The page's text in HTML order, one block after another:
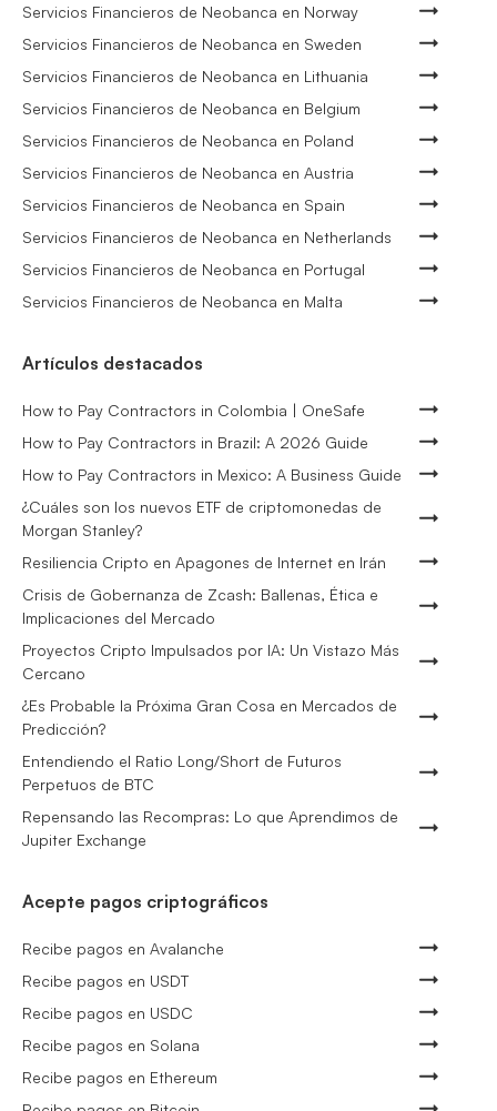
Servicios Financieros de Neobanca en Norway
Servicios Financieros de Neobanca en Sweden
Servicios Financieros de Neobanca en Lithuania
Servicios Financieros de Neobanca en Belgium
Servicios Financieros de Neobanca en Poland
Servicios Financieros de Neobanca en Austria
Servicios Financieros de Neobanca en Spain
Servicios Financieros de Neobanca en Netherlands
Servicios Financieros de Neobanca en Portugal
Servicios Financieros de Neobanca en Malta
Artículos destacados
How to Pay Contractors in Colombia | OneSafe
How to Pay Contractors in Brazil: A 2026 Guide
How to Pay Contractors in Mexico: A Business Guide
¿Cuáles son los nuevos ETF de criptomonedas de
Morgan Stanley?
Resiliencia Cripto en Apagones de Internet en Irán
Crisis de Gobernanza de Zcash: Ballenas, Ética e
Implicaciones del Mercado
Proyectos Cripto Impulsados por IA: Un Vistazo Más
Cercano
¿Es Probable la Próxima Gran Cosa en Mercados de
Predicción?
Entendiendo el Ratio Long/Short de Futuros
Perpetuos de BTC
Repensando las Recompras: Lo que Aprendimos de
Jupiter Exchange
Acepte pagos criptográficos
Recibe pagos en Avalanche
Recibe pagos en USDT
Recibe pagos en USDC
Recibe pagos en Solana
Recibe pagos en Ethereum